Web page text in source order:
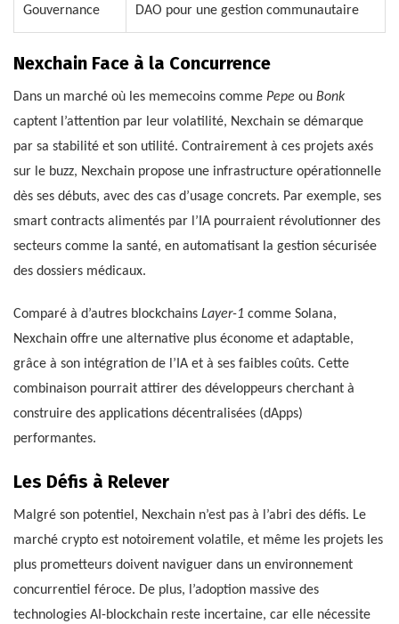
Gouvernance DAO pour une gestion communautaire
Nexchain Face à la Concurrence
Dans un marché où les memecoins comme Pepe ou Bonk
captent l’attention par leur volatilité, Nexchain se démarque
par sa stabilité et son utilité. Contrairement à ces projets axés
sur le buzz, Nexchain propose une infrastructure opérationnelle
dès ses débuts, avec des cas d’usage concrets. Par exemple, ses
smart contracts alimentés par l’IA pourraient révolutionner des
secteurs comme la santé, en automatisant la gestion sécurisée
des dossiers médicaux.
Comparé à d’autres blockchains Layer-1 comme Solana,
Nexchain offre une alternative plus économe et adaptable,
grâce à son intégration de l’IA et à ses faibles coûts. Cette
combinaison pourrait attirer des développeurs cherchant à
construire des applications décentralisées (dApps)
performantes.
Les Défis à Relever
Malgré son potentiel, Nexchain n’est pas à l’abri des défis. Le
marché crypto est notoirement volatile, et même les projets les
plus prometteurs doivent naviguer dans un environnement
concurrentiel féroce. De plus, l’adoption massive des
technologies AI-blockchain reste incertaine, car elle nécessite